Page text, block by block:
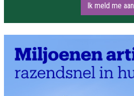
Ik meld me aan